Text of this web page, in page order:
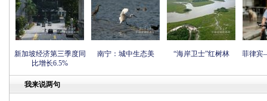
新加坡经济第三季度同
比增长6.5%
南宁：城中生态美 “海岸卫士”红树林 菲律宾
我来说两句